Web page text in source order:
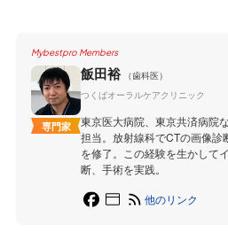
Mybestpro Members
専門家
飯田裕
（歯科医）
つくばオーラルケアクリニック
東京医大病院、東京共済病院
担当。放射線科でCTの画像
を修了。この経験を生かして
断、手術を実践。
他のリンク